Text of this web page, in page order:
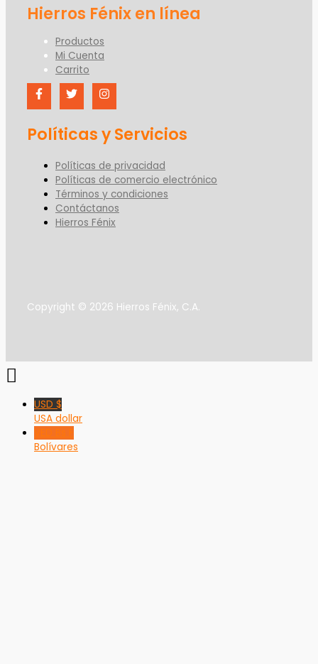
Productos
Mi Cuenta
Carrito
Políticas y Servicios
Políticas de privacidad
Políticas de comercio electrónico
Términos y condiciones
Contáctanos
Hierros Fénix
Copyright © 2026 Hierros Fénix, C.A.
USD $
USA dollar
VED Bs F
Bolívares